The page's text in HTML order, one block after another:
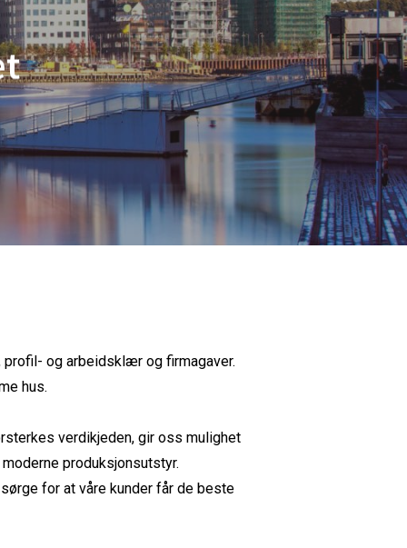
og arbeidsklær og firmagaver.
hus.
verdikjeden, gir oss mulighet
produksjonsutstyr.
for at våre kunder får de beste